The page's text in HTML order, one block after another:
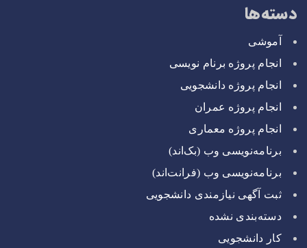
دسته‌ها
آموشی
انجام پروژه برنام نویسی
انجام پروژه دانشجویی
انجام پروژه عمران
انجام پروژه معماری
برنامه‌نویسی وب (بک‌اند)
برنامه‌نویسی وب (فرانت‌اند)
ثبت آگهی نیازمندی دانشجویی
دسته‌بندی نشده
کار دانشجویی